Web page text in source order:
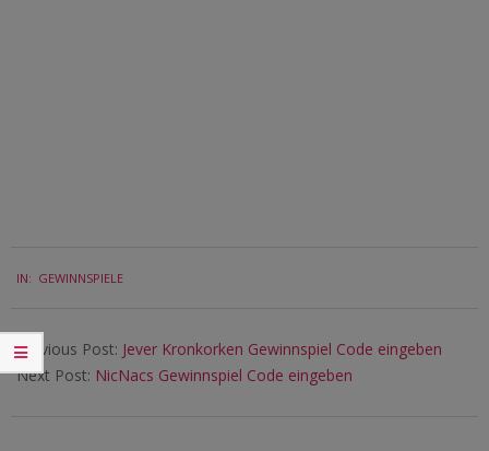
05-
IN: GEWINNSPIELE
Previous Post: Jever Kronkorken Gewinnspiel Code eingeben
Next Post: NicNacs Gewinnspiel Code eingeben